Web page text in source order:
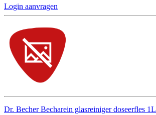
Login aanvragen
Dr. Becher Becharein glasreiniger doseerfles 1L